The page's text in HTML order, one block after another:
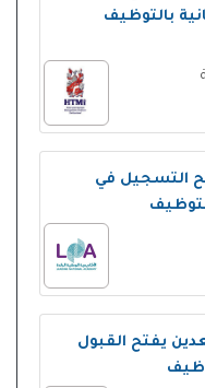
بالتوظيف
التسجيل في
يفتح القبول